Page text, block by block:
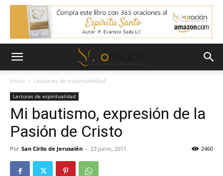
Inicio Lecturas de espiritualidad
Lecturas de espiritualidad
Mi bautismo, expresión de la
Pasión de Cristo
Por San Cirilo de Jerusalén - 23 junio, 2011 2460